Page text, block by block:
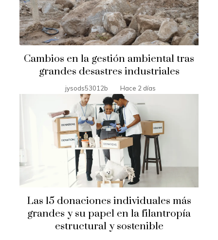
Cambios en la gestión ambiental tras
grandes desastres industriales
jysods53012b Hace 2 días
Las 15 donaciones individuales más
grandes y su papel en la filantropía
estructural y sostenible